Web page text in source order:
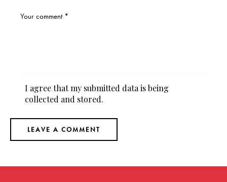
I agree that my submitted data is being
collected and stored.